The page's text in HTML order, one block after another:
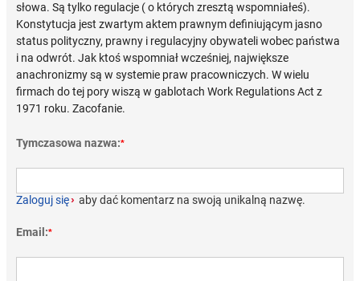
słowa. Są tylko regulacje ( o których zresztą wspomniałeś).
Konstytucja jest zwartym aktem prawnym definiującym jasno
status polityczny, prawny i regulacyjny obywateli wobec państwa
i na odwrót. Jak ktoś wspomniał wcześniej, największe
anachronizmy są w systemie praw pracowniczych. W wielu
firmach do tej pory wiszą w gablotach Work Regulations Act z
1971 roku. Zacofanie.
Tymczasowa nazwa:*
Zaloguj się› aby dać komentarz na swoją unikalną nazwę.
Email:*